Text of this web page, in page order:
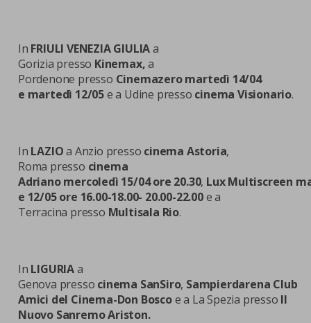
In FRIULI VENEZIA GIULIAa
Gorizia presso Kinemax,a
Pordenone presso Cinemazero martedì 14/04
e martedì 12/05e a Udine presso cinema Visionario.
In LAZIOa Anzio presso cinema Astoria,
Roma presso cinema
Adriano mercoledì 15/04 ore 20.30, Lux Multiscreen
e 12/05 ore 16.00-18.00- 20.00-22.00e a
Terracina presso Multisala Rio.
In LIGURIAa
Genova presso cinema SanSiro, Sampierdarena Club
Amici del Cinema-Don Boscoe a La Spezia presso Il
Nuovo Sanremo Ariston.